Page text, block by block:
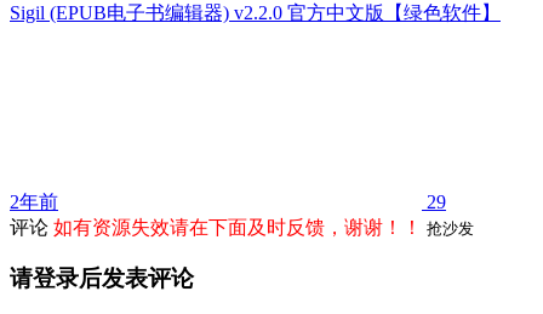
Sigil (EPUB电子书编辑器) v2.2.0 官方中文版【绿色软件】
2年前
29
评论 如有资源失效请在下面及时反馈，谢谢！！ 抢沙发
请登录后发表评论